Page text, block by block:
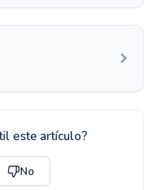
este artículo?
No